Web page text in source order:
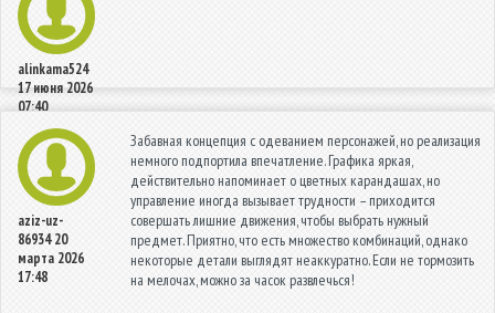
alinkama524
17 июня 2026
07:40
aziz-uz-
86934 20
марта 2026
17:48
Забавная концепция с одеванием персонажей, но реализация
немного подпортила впечатление. Графика яркая,
действительно напоминает о цветных карандашах, но
управление иногда вызывает трудности – приходится
совершать лишние движения, чтобы выбрать нужный
предмет. Приятно, что есть множество комбинаций, однако
некоторые детали выглядят неаккуратно. Если не тормозить
на мелочах, можно за часок развлечься!